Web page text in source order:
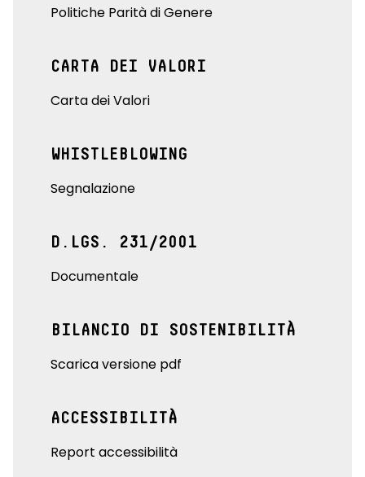
Politiche Parità di Genere
CARTA DEI VALORI
Carta dei Valori
WHISTLEBLOWING
Segnalazione
D.LGS. 231/2001
Documentale
BILANCIO DI SOSTENIBILITÀ
Scarica versione pdf
ACCESSIBILITÀ
Report accessibilità